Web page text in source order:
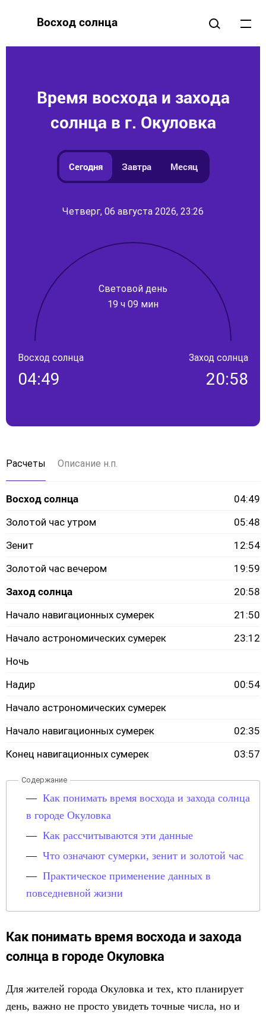
Восход солнца
Время восхода и захода
солнца в г. Окуловка
Сегодня Завтра Месяц
Четверг, 06 августа 2026, 23:26
Световой день
19 ч 09 мин
Восход солнца
04:49
Заход солнца
20:58
Расчеты Описание н.п.
Восход солнца
04:49
Золотой час утром
05:48
Зенит
12:54
Золотой час вечером
19:59
Заход солнца
20:58
Начало навигационных сумерек
21:50
Начало астрономических сумерек
23:12
Ночь
Надир
00:54
Начало астрономических сумерек
Начало навигационных сумерек
02:35
Конец навигационных сумерек
03:57
Как понимать время восхода и захода солнца
в городе Окуловка
Как рассчитываются эти данные
Что означают сумерки, зенит и золотой час
Практическое применение данных в
повседневной жизни
Как понимать время восхода и захода
солнца в городе Окуловка
Для жителей города Окуловка и тех, кто планирует
день, важно не просто увидеть точные числа, но и